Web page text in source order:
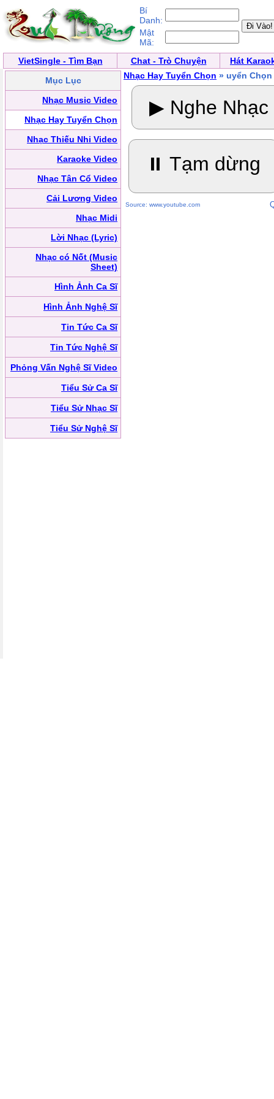
Bí
Danh:
Mật
Mã:
VietSingle - Tìm Bạn
Chat - Trò Chuyện
Hát
Mục Lục
Nhạc Music Video
Nhạc Hay Tuyển Chọn
Nhạc Thiếu Nhi Video
Karaoke Video
Nhạc Tân Cổ Video
Cải Lương Video
Nhạc Midi
Lời Nhạc (Lyric)
Nhạc có Nốt (Music
Sheet)
Hình Ảnh Ca Sĩ
Hình Ảnh Nghệ Sĩ
Tin Tức Ca Sĩ
Tin Tức Nghệ Sĩ
Phỏng Vấn Nghệ Sĩ Video
Tiểu Sử Ca Sĩ
Tiểu Sử Nhạc Sĩ
Tiểu Sử Nghệ Sĩ
Nhạc Hay Tuyển Chọn » uyển
▶ Nghe Nhạc
⏸ Tạm dừng
Source: www.youtube.com